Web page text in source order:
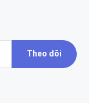
Theo dõi